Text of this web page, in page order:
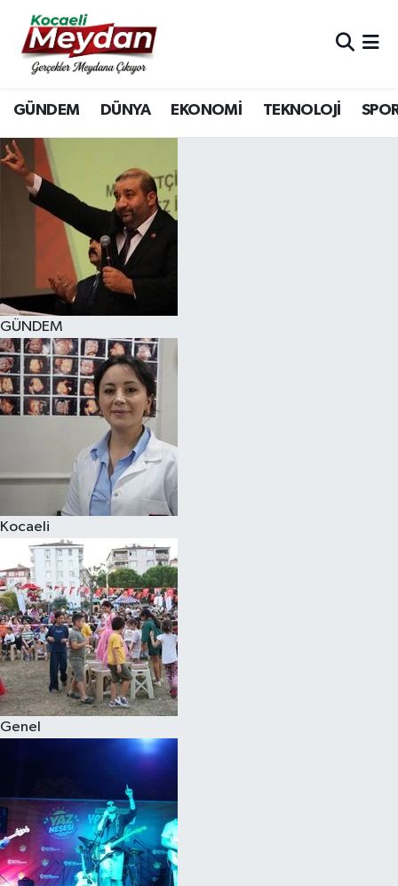
GÜNDEM DÜNYA EKONOMİ TEKNOLOJİ
GÜNDEM
Kocaeli
Genel
Nöbetçi Eczaneler
Hava Durumu
Trafik Durumu
Süper Lig Puan Durumu ve Fikstür
Tüm Manşetler
Son Dakika Haberleri
Haber Arşivi